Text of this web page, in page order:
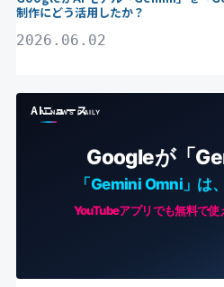
制作にどう活用したか？
2026.06.02
AIニュース